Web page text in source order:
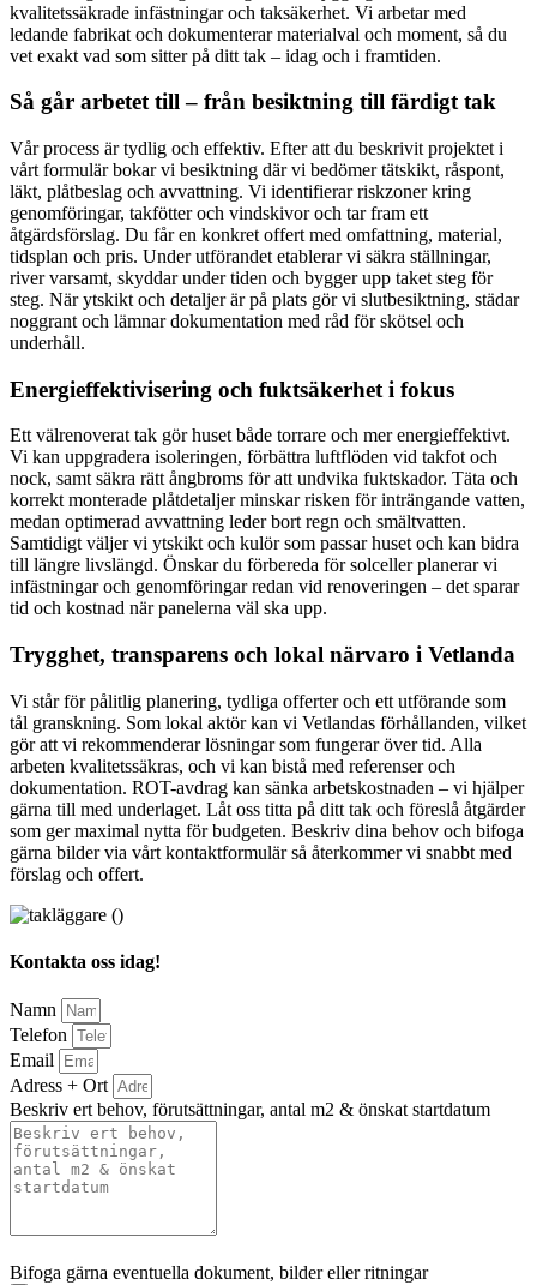
kvalitetssäkrade infästningar och taksäkerhet. Vi arbetar med
ledande fabrikat och dokumenterar materialval och moment, så du
vet exakt vad som sitter på ditt tak – idag och i framtiden.
Så går arbetet till – från besiktning till färdigt tak
Vår process är tydlig och effektiv. Efter att du beskrivit projektet i
vårt formulär bokar vi besiktning där vi bedömer tätskikt, råspont,
läkt, plåtbeslag och avvattning. Vi identifierar riskzoner kring
genomföringar, takfötter och vindskivor och tar fram ett
åtgärdsförslag. Du får en konkret offert med omfattning, material,
tidsplan och pris. Under utförandet etablerar vi säkra ställningar,
river varsamt, skyddar under tiden och bygger upp taket steg för
steg. När ytskikt och detaljer är på plats gör vi slutbesiktning, städar
noggrant och lämnar dokumentation med råd för skötsel och
underhåll.
Energieffektivisering och fuktsäkerhet i fokus
Ett välrenoverat tak gör huset både torrare och mer energieffektivt.
Vi kan uppgradera isoleringen, förbättra luftflöden vid takfot och
nock, samt säkra rätt ångbroms för att undvika fuktskador. Täta och
korrekt monterade plåtdetaljer minskar risken för inträngande vatten,
medan optimerad avvattning leder bort regn och smältvatten.
Samtidigt väljer vi ytskikt och kulör som passar huset och kan bidra
till längre livslängd. Önskar du förbereda för solceller planerar vi
infästningar och genomföringar redan vid renoveringen – det sparar
tid och kostnad när panelerna väl ska upp.
Trygghet, transparens och lokal närvaro i Vetlanda
Vi står för pålitlig planering, tydliga offerter och ett utförande som
tål granskning. Som lokal aktör kan vi Vetlandas förhållanden, vilket
gör att vi rekommenderar lösningar som fungerar över tid. Alla
arbeten kvalitetssäkras, och vi kan bistå med referenser och
dokumentation. ROT-avdrag kan sänka arbetskostnaden – vi hjälper
gärna till med underlaget. Låt oss titta på ditt tak och föreslå åtgärder
som ger maximal nytta för budgeten. Beskriv dina behov och bifoga
gärna bilder via vårt kontaktformulär så återkommer vi snabbt med
förslag och offert.
Kontakta oss idag!
Namn
Telefon
Email
Adress + Ort
Beskriv ert behov, förutsättningar, antal m2 & önskat startdatum
Bifoga gärna eventuella dokument, bilder eller ritningar